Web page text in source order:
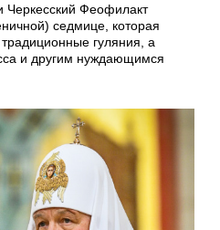
Черкесский Феофилакт
седмице, которая
традиционные гуляния, а
и другим нуждающимся